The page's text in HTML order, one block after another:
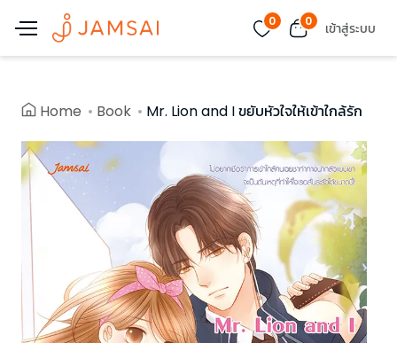
0 0 เข้าสู่ระบบ
Home Book Mr. Lion and I ขยับหัวใจให้เข้าใกล้รัก